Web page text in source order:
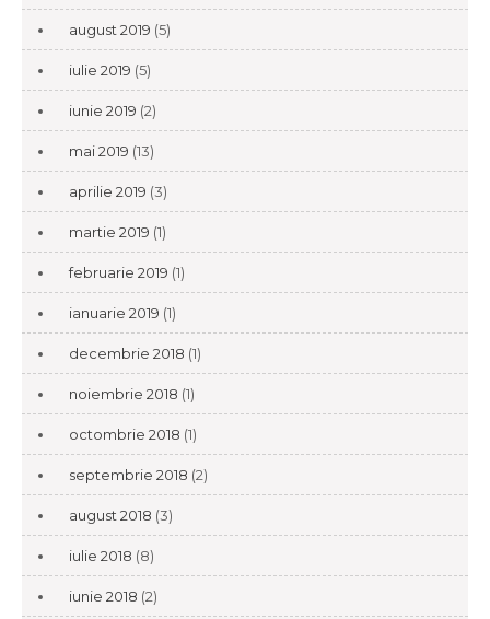
august 2019 (5)
iulie 2019 (5)
iunie 2019 (2)
mai 2019 (13)
aprilie 2019 (3)
martie 2019 (1)
februarie 2019 (1)
ianuarie 2019 (1)
decembrie 2018 (1)
noiembrie 2018 (1)
octombrie 2018 (1)
septembrie 2018 (2)
august 2018 (3)
iulie 2018 (8)
iunie 2018 (2)